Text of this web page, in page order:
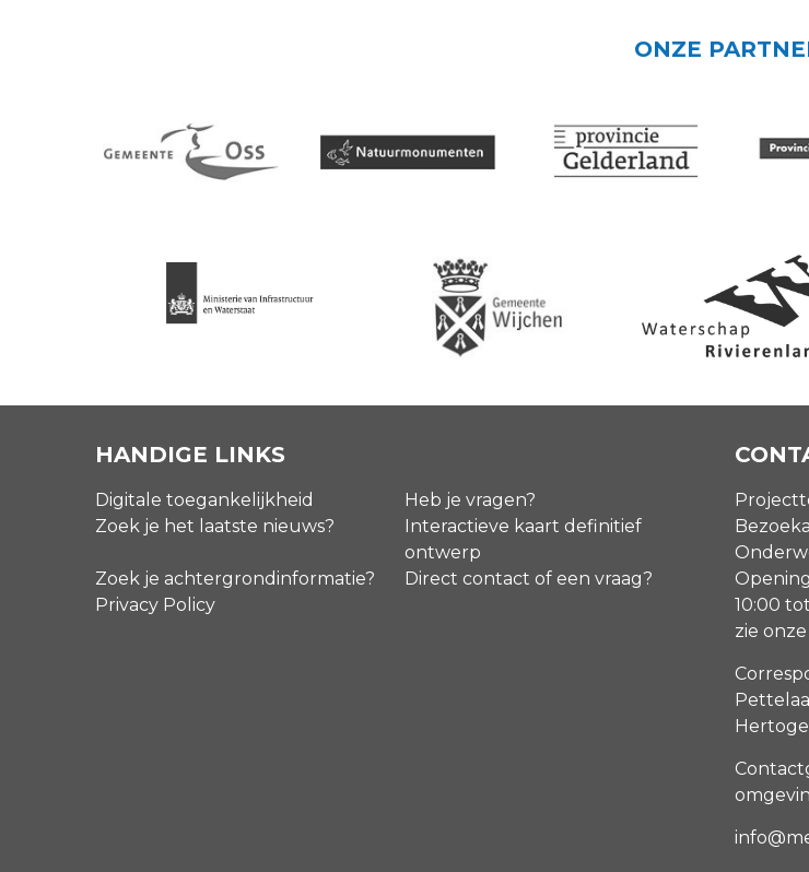
ONZE
HANDIGE LINKS
Digitale toegankelijkheid
Heb je vragen?
Zoek je het laatste nieuws?
Interactieve kaart definitief
ontwerp
Zoek je achtergrondinformatie?
Direct contact of een vraag?
Privacy Policy
10:00
zie